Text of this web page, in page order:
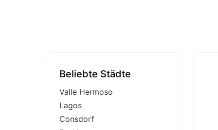
Beliebte Städte
Valle Hermoso
Lagos
Consdorf